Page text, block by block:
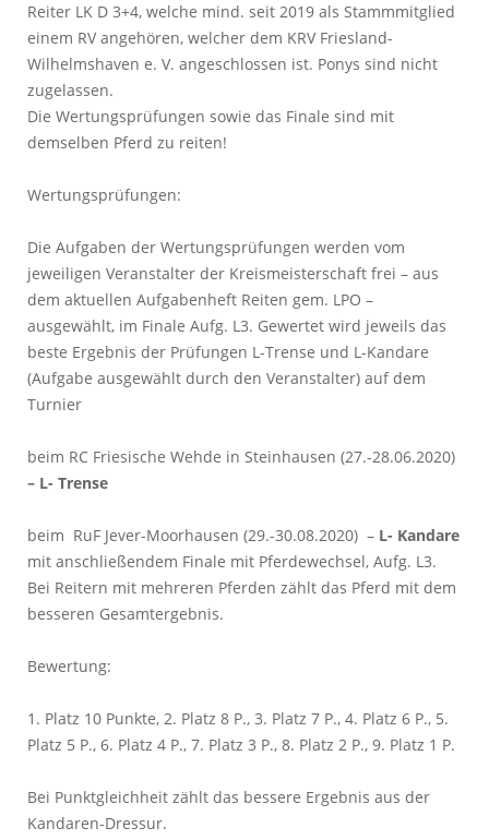
Reiter LK D 3+4, welche mind. seit 2019 als Stammmitglied
einem RV angehören, welcher dem KRV Friesland-
Wilhelmshaven e. V. angeschlossen ist. Ponys sind nicht
zugelassen.
Die Wertungsprüfungen sowie das Finale sind mit
demselben Pferd zu reiten!
Wertungsprüfungen:
Die Aufgaben der Wertungsprüfungen werden vom
jeweiligen Veranstalter der Kreismeisterschaft frei – aus
dem aktuellen Aufgabenheft Reiten gem. LPO –
ausgewählt, im Finale Aufg. L3. Gewertet wird jeweils das
beste Ergebnis der Prüfungen L-Trense und L-Kandare
(Aufgabe ausgewählt durch den Veranstalter) auf dem
Turnier
beim RC Friesische Wehde in Steinhausen (27.-28.06.2020)
– L- Trense
beim RuF Jever-Moorhausen (29.-30.08.2020) – L- Kandare
mit anschließendem Finale mit Pferdewechsel, Aufg. L3.
Bei Reitern mit mehreren Pferden zählt das Pferd mit dem
besseren Gesamtergebnis.
Bewertung:
1. Platz 10 Punkte, 2. Platz 8 P., 3. Platz 7 P., 4. Platz 6 P., 5.
Platz 5 P., 6. Platz 4 P., 7. Platz 3 P., 8. Platz 2 P., 9. Platz 1 P.
Bei Punktgleichheit zählt das bessere Ergebnis aus der
Kandaren-Dressur.